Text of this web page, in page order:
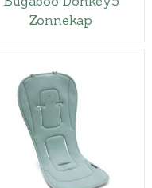
Zonnekap